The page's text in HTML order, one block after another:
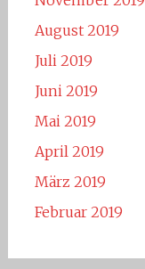
August 2019
Juli 2019
Juni 2019
Mai 2019
April 2019
März 2019
Februar 2019